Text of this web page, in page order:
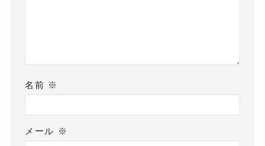
名前 ※
メール ※